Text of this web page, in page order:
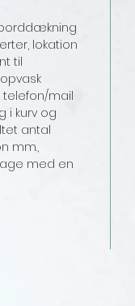
lokation
til
telefon/mail
kurv og
antal
mm.,
med en